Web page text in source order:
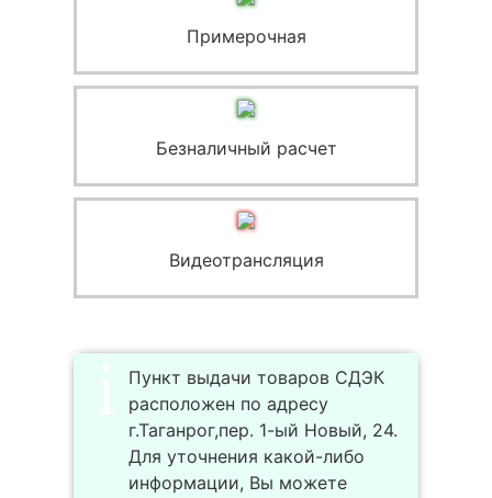
Примерочная
Безналичный расчет
Видеотрансляция
Пункт выдачи товаров СДЭК
расположен по адресу
г.Таганрог,пер. 1-ый Новый, 24.
Для уточнения какой-либо
информации, Вы можете